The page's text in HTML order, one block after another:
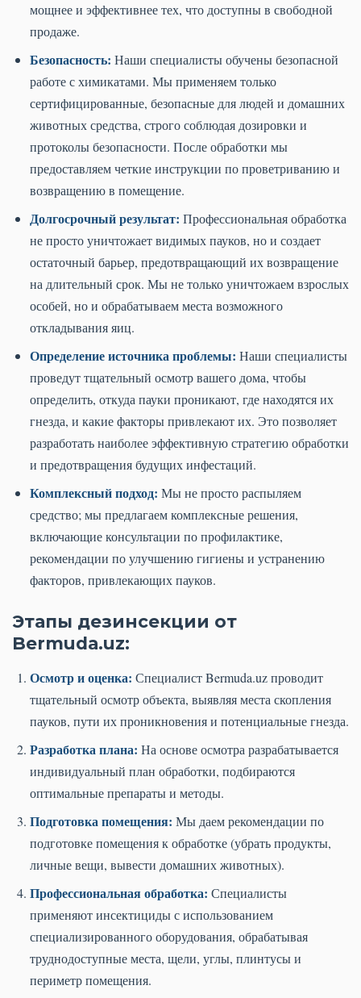
мощнее и эффективнее тех, что доступны в свободной
продаже.
Безопасность: Наши специалисты обучены безопасной
работе с химикатами. Мы применяем только
сертифицированные, безопасные для людей и домашних
животных средства, строго соблюдая дозировки и
протоколы безопасности. После обработки мы
предоставляем четкие инструкции по проветриванию и
возвращению в помещение.
Долгосрочный результат: Профессиональная обработка
не просто уничтожает видимых пауков, но и создает
остаточный барьер, предотвращающий их возвращение
на длительный срок. Мы не только уничтожаем взрослых
особей, но и обрабатываем места возможного
откладывания яиц.
Определение источника проблемы: Наши специалисты
проведут тщательный осмотр вашего дома, чтобы
определить, откуда пауки проникают, где находятся их
гнезда, и какие факторы привлекают их. Это позволяет
разработать наиболее эффективную стратегию обработки
и предотвращения будущих инфестаций.
Комплексный подход: Мы не просто распыляем
средство; мы предлагаем комплексные решения,
включающие консультации по профилактике,
рекомендации по улучшению гигиены и устранению
факторов, привлекающих пауков.
Этапы дезинсекции от
Bermuda.uz:
Осмотр и оценка: Специалист Bermuda.uz проводит
тщательный осмотр объекта, выявляя места скопления
пауков, пути их проникновения и потенциальные гнезда.
Разработка плана: На основе осмотра разрабатывается
индивидуальный план обработки, подбираются
оптимальные препараты и методы.
Подготовка помещения: Мы даем рекомендации по
подготовке помещения к обработке (убрать продукты,
личные вещи, вывести домашних животных).
Профессиональная обработка: Специалисты
применяют инсектициды с использованием
специализированного оборудования, обрабатывая
труднодоступные места, щели, углы, плинтусы и
периметр помещения.